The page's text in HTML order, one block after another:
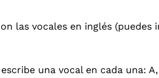
las vocales en inglés (puedes
una vocal en cada una: A,